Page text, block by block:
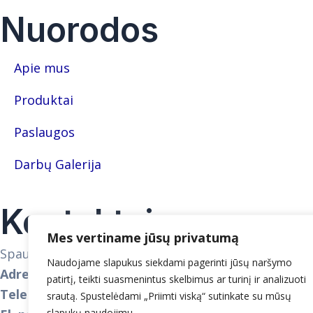
Mes vertiname jūsų privatumą
Naudojame slapukus siekdami pagerinti jūsų naršymo
patirtį, teikti suasmenintus skelbimus ar turinį ir analizuoti
srautą. Spustelėdami „Priimti viską“ sutinkate su mūsų
Nuorodos
Apie mus
Produktai
Paslaugos
Darbų Galerija
Kontaktai
Spaustuvė „Mituvėlė“
Adresas:Rodūnios kl. 11, Vilnius, 02189 Vilniaus m.
Telefonas: +370 686 77223